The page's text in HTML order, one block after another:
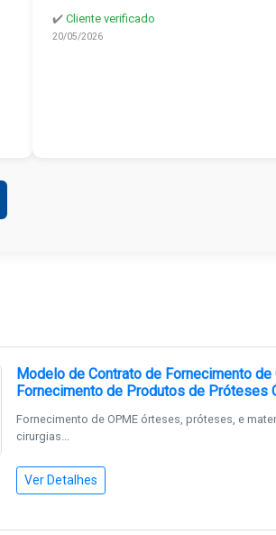
✔️ Cliente verificado
20/05/2026
Modelo de Contrato de Fornecimento de
Fornecimento de Produtos de Próteses
Fornecimento de OPME órteses, próteses, e
cirurgias...
Ver Detalhes